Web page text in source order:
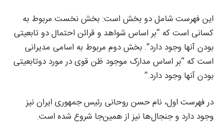
این فهرست شامل دو بخش است: بخش نخست مربوط به
کسانی است که “بر اساس شواهد و قرائن احتمال دو تابعیتی
بودن آنها وجود دارد”. بخش دوم مربوط به اسامی مدیرانی
است که “بر اساس مدارک موجود ظن قوی در مورد دوتابعیتی
بودن آنها وجود دارد.”
در فهرست اول، نام حسن روحانی رئیس جمهوری ایران نیز
وجود دارد و جنجال‌ها نیز از همین‌جا شروع شده است.